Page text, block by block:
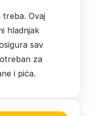
Ovaj
hladnjak
sav
za
i pića.